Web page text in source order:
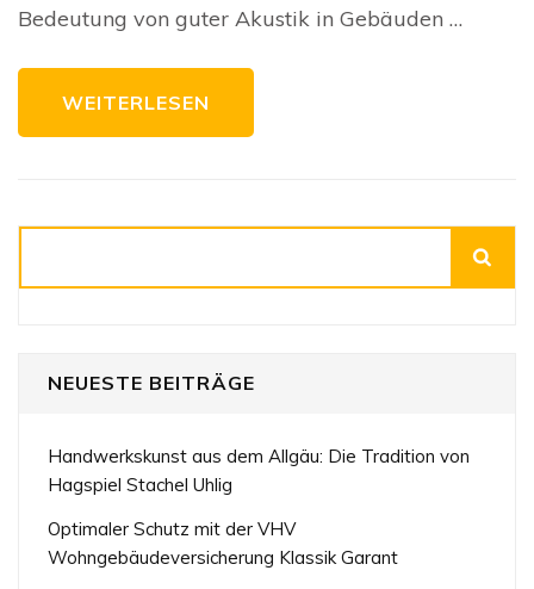
Bauindustrie
Bedeutung von guter Akustik in Gebäuden …
WEITERLESEN
NEUESTE BEITRÄGE
Handwerkskunst aus dem Allgäu: Die Tradition von
Hagspiel Stachel Uhlig
Optimaler Schutz mit der VHV
Wohngebäudeversicherung Klassik Garant